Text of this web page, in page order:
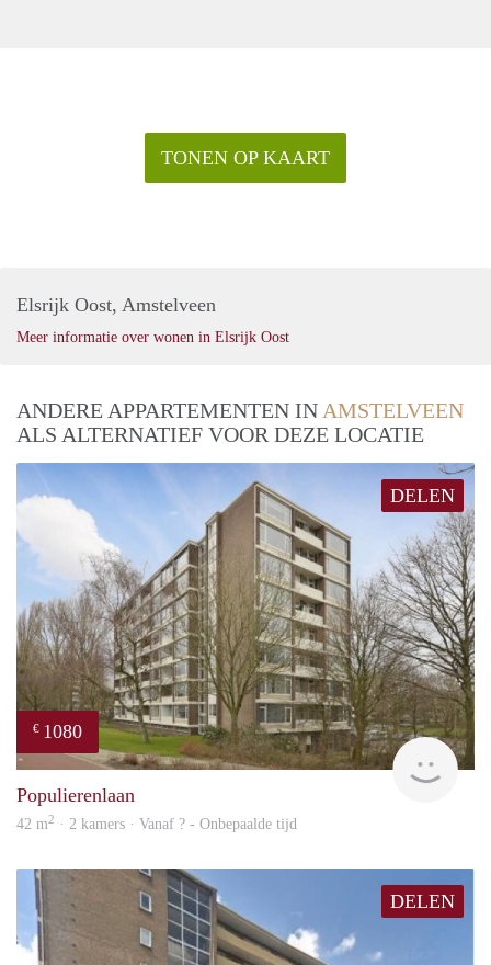
TONEN OP KAART
Elsrijk Oost, Amstelveen
Meer informatie over wonen in Elsrijk Oost
ANDERE APPARTEMENTEN IN AMSTELVEEN
ALS ALTERNATIEF VOOR DEZE LOCATIE
DELEN
€ 1080
Populierenlaan
42 m2 · 2 kamers · Vanaf ? - Onbepaalde tijd
DELEN